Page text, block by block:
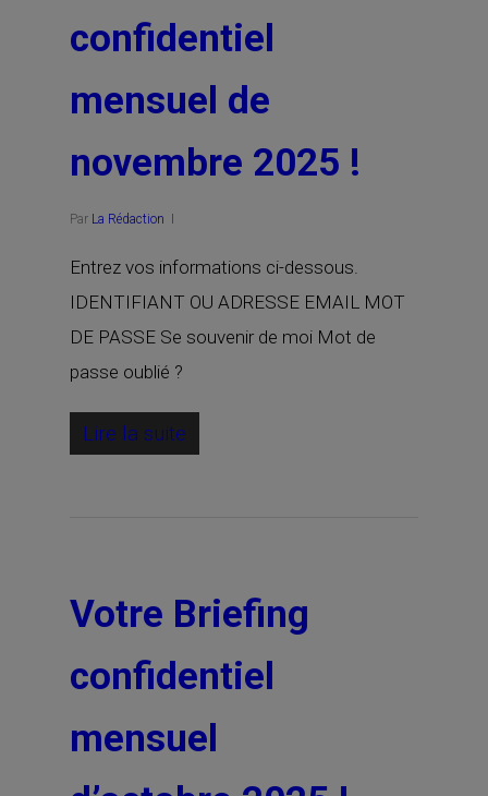
confidentiel
mensuel de
novembre 2025 !
Par La Rédaction
Entrez vos informations ci-dessous.
IDENTIFIANT OU ADRESSE EMAIL MOT
DE PASSE Se souvenir de moi Mot de
passe oublié ?
Lire la suite
Votre Briefing
confidentiel
mensuel